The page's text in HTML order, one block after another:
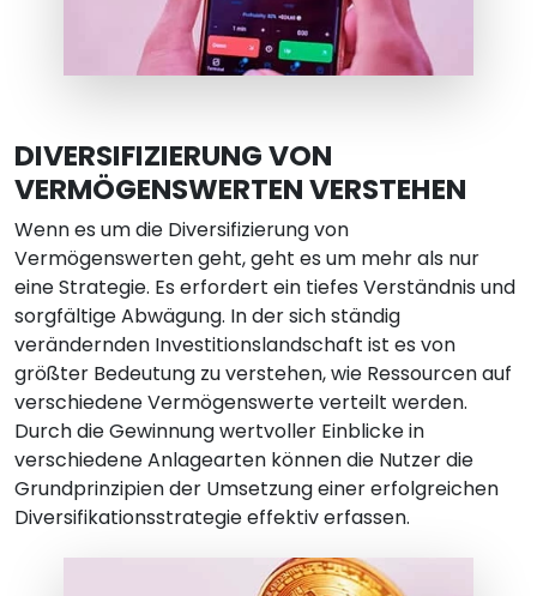
DIVERSIFIZIERUNG VON
VERMÖGENSWERTEN VERSTEHEN
Wenn es um die Diversifizierung von
Vermögenswerten geht, geht es um mehr als nur
eine Strategie. Es erfordert ein tiefes Verständnis und
sorgfältige Abwägung. In der sich ständig
verändernden Investitionslandschaft ist es von
größter Bedeutung zu verstehen, wie Ressourcen auf
verschiedene Vermögenswerte verteilt werden.
Durch die Gewinnung wertvoller Einblicke in
verschiedene Anlagearten können die Nutzer die
Grundprinzipien der Umsetzung einer erfolgreichen
Diversifikationsstrategie effektiv erfassen.